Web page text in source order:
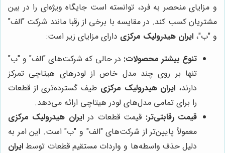
و مزایای منحصر به فرد، توانسته است جایگاه ویژه‌ای را در بین
مشتریان کسب کند. در مقایسه با برخی از رقبا مانند شرکت "الف"
و "ب"، ایران هیدرولیک مرکزی دارای مزایای زیر است:
تنوع بیشتر محصولات: در حالی که شرکت‌های "الف" و "ب"
تنها بر روی چند مدل خاص از لودرهای هیتاچی تمرکز
دارند، ایران هیدرولیک مرکزی طیف گسترده‌تری از قطعات
را برای تمامی مدل‌های لودر هیتاچی ارائه می‌دهد.
قیمت رقابتی‌تر: قیمت قطعات درایران هیدرولیک مرکزی
معمولاً پایین‌تر از شرکت‌های "الف" و "ب" است. این امر به
دلیل حذف واسطه‌ها و واردات مستقیم قطعات توسط ایران